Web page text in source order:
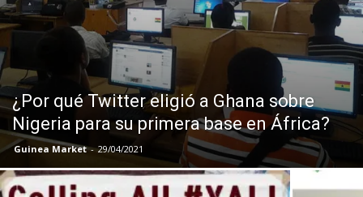
¿Por qué Twitter eligió a Ghana sobre
Nigeria para su primera base en África?
Guinea Market - 29/04/2021